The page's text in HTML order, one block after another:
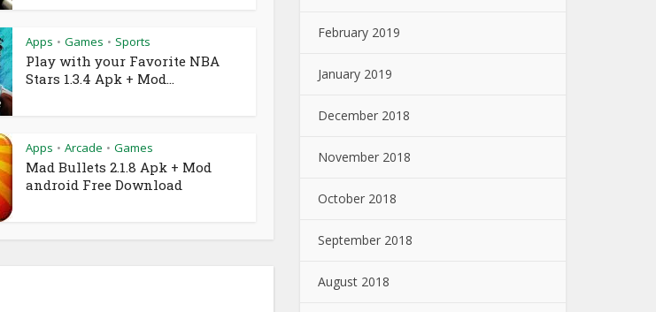
Apps • Games • Sports
Play with your Favorite NBA
Stars 1.3.4 Apk + Mod...
Apps • Arcade • Games
Mad Bullets 2.1.8 Apk + Mod
android Free Download
February 2019
January 2019
December 2018
November 2018
October 2018
September 2018
August 2018